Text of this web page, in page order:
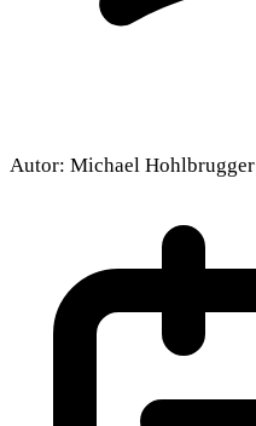
Autor: Michael Hohlbrugger